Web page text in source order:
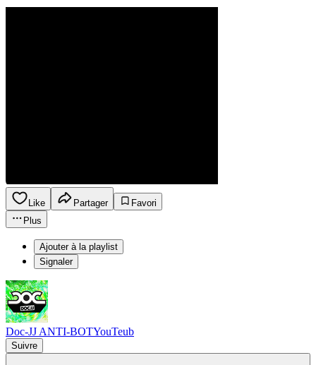
Like Partager
Favori
Plus
Ajouter à la playlist
Signaler
Doc-JJ ANTI-BOTYouTeub
Suivre